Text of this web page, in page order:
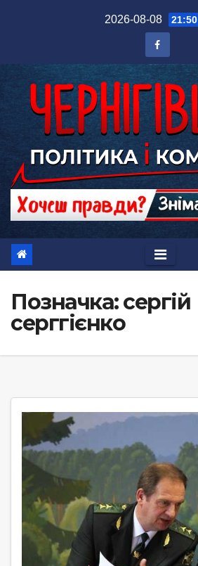
2026-08-08 21:50
Позначка:сергій
серггієнко